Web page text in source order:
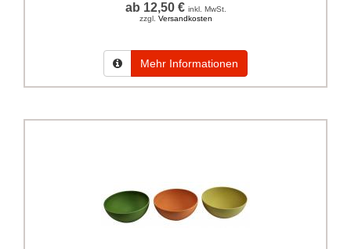
ab 12,50 € inkl. MwSt.
zzgl. Versandkosten
Mehr Informationen